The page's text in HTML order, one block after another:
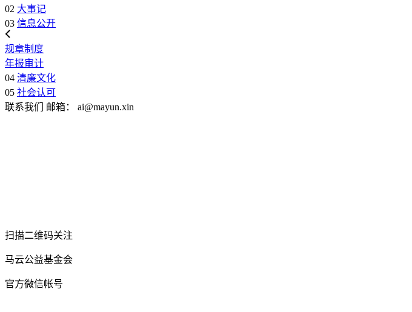
02 大事记
03 信息公开
规章制度
年报审计
04 清廉文化
05 社会认可
联系我们
邮箱： ai@mayun.xin
扫描二维码关注
马云公益基金会
官方微信帐号